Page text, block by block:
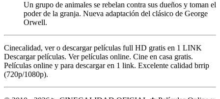
Un grupo de animales se rebelan contra sus dueños y toman el
poder de la granja. Nueva adaptación del clásico de George
Orwell.
Cinecalidad, ver o descargar películas full HD gratis en 1 LINK
Descargar películas. Ver películas online. Cine en casa gratis.
Películas online y para descargar en 1 link. Excelente calidad brrip
(720p/1080p).